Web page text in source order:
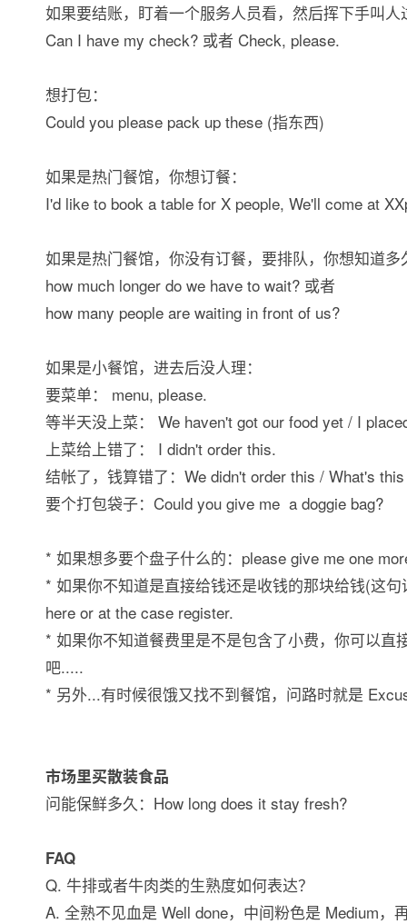
如果要结账，盯着一个服务人员看，然后挥下手叫人
Can I have my check? 或者 Check, please.
想打包：
Could you please pack up these (指东西)
如果是热门餐馆，你想订餐：
I'd like to book a table for X people, We'll come at
如果是热门餐馆，你没有订餐，要排队，你想知道多
how much longer do we have to wait? 或者
how many people are waiting in front of us?
如果是小餐馆，进去后没人理：
要菜单： menu, please.
等半天没上菜： We haven't got our food yet / I
上菜给上错了： I didn't order this.
结帐了，钱算错了：We didn't order this / What's
要个打包袋子：Could you give me a doggie bag?
* 如果想多要个盘子什么的：please give me one
* 如果你不知道是直接给钱还是收钱的那块给钱(这
here or at the case register.
* 如果你不知道餐费里是不是包含了小费，你可以
吧.....
* 另外...有时候很饿又找不到餐馆，问路时就是
市场里买散装食品
问能保鲜多久：How long does it stay fresh?
FAQ
Q. 牛排或者牛肉类的生熟度如何表达？
A. 全熟不见血是 Well done，中间粉色是 Medium